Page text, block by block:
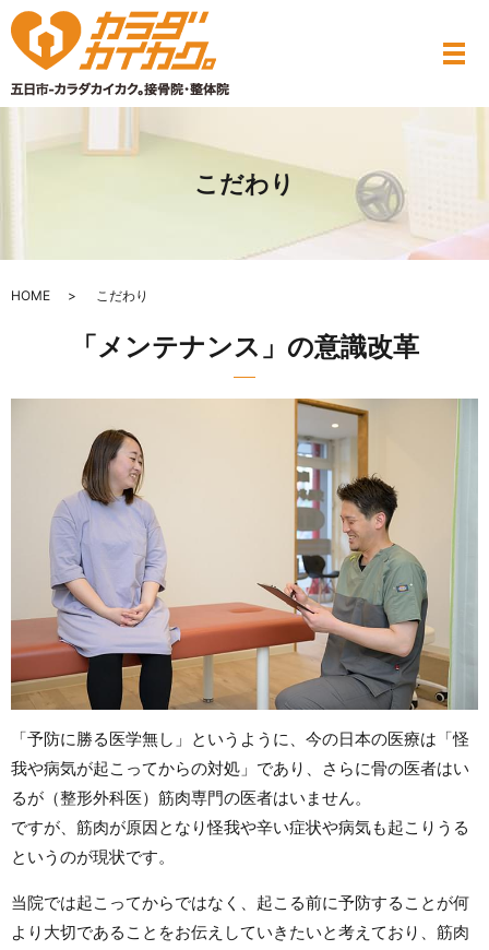
こだわり
HOME こだわり
「メンテナンス」の意識改革
「予防に勝る医学無し」というように、 今の日本の医療は「怪
我や病気が起こってからの対処」であり、さらに骨の医者はい
るが（整形外科医）筋肉専門の医者はいません。
ですが、筋肉が原因となり怪我や辛い症状や病気も起こりうる
というのが現状です。
当院では起こってからではなく、起こる前に予防することが何
より大切であることをお伝えしていきたいと考えており、 筋肉